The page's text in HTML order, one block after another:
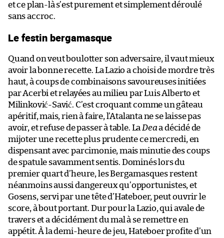
et ce plan-là s’est purement et simplement déroulé
sans accroc.
Le festin bergamasque
Quand on veut boulotter son adversaire, il vaut mieux
avoir la bonne recette. La Lazio a choisi de mordre très
haut, à coups de combinaisons savoureuses initiées
par Acerbi et relayées au milieu par Luis Alberto et
Milinković-Savić. C’est croquant comme un gâteau
apéritif, mais, rien à faire, l’Atalanta ne se laisse pas
avoir, et refuse de passer à table. La Deaa décidé de
mijoter une recette plus prudente ce mercredi, en
dispensant avec parcimonie, mais minutie des coups
de spatule savamment sentis. Dominés lors du
premier quart d’heure, les Bergamasques restent
néanmoins aussi dangereux qu’opportunistes, et
Gosens, servi par une tête d’Hateboer, peut ouvrir le
score, à bout portant. Dur pour la Lazio, qui avale de
travers et a décidément du mal à se remettre en
appétit. À la demi-heure de jeu, Hateboer profite d’un